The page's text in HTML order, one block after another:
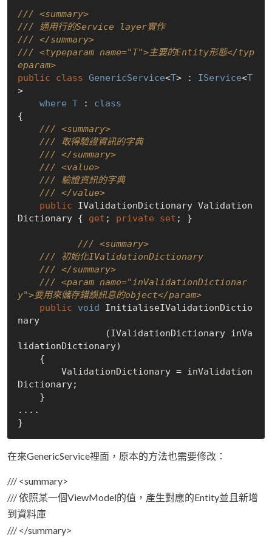
/// <summary>
/// 通用行的Service layer實作
/// </summary>
/// <typeparam name="T">主要的Entity形態</typ
eparam>
public
class GenericService<T> : IService<T
>
where T : class
{
/// <summary>
/// 取得驗證資訊的字典
/// </summary>
/// <value>
/// 驗證資訊的字典
/// </value>
public IValidationDictionary Validation
Dictionary { get ; private set ; }
/// <summary>
/// 初始化IValidationDictionary
/// </summary>
/// <param name="inValidationDictionar
y">要用來儲存錯誤訊息的object</param>
public
void InitialiseIValidationDictio
nary
lidationDictionary)
Dictionary;
....
在來GenericService裡面，原本的方法也需要修改：
/// <summary>
/// 依照某一個ViewModel的值，產生對應的Entity並且新增
到資料庫
/// </summary>